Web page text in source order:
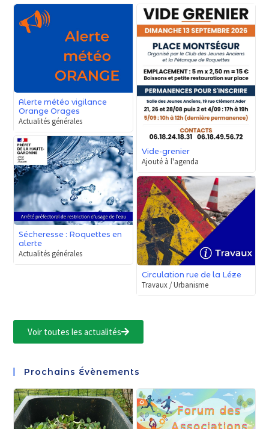
Alerte météo vigilance
Orange Orages
Actualités générales
Vide-grenier
Ajouté à l'agenda
Sécheresse : Roquettes en
alerte
Actualités générales
Circulation rue de la Léze
Travaux / Urbanisme
Voir toutes les actualités
Prochains Évènements